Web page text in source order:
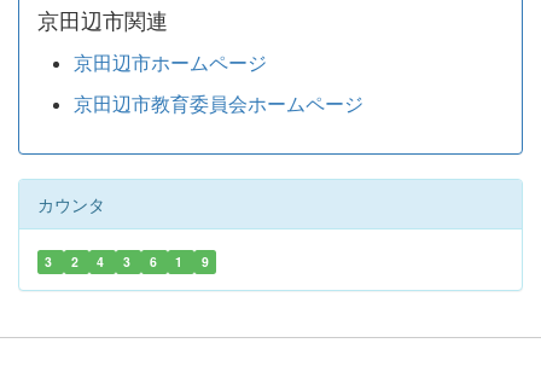
京田辺市関連
京田辺市ホームページ
京田辺市教育委員会ホームページ
カウンタ
3 2 4 3 6 1 9